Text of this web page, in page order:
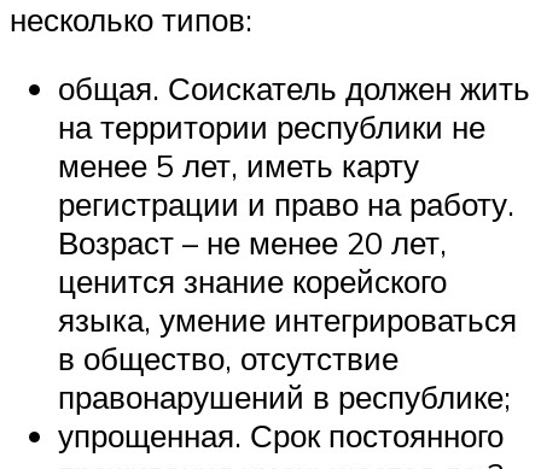
несколько типов:
общая. Соискатель должен жить
на территории республики не
менее 5 лет, иметь карту
регистрации и право на работу.
Возраст – не менее 20 лет,
ценится знание корейского
языка, умение интегрироваться
в общество, отсутствие
правонарушений в республике;
упрощенная. Срок постоянного